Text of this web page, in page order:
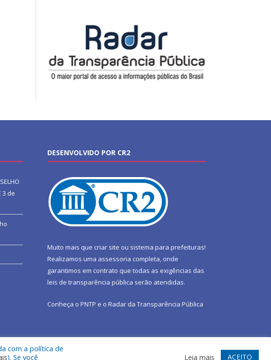
3 de
DESENVOLVIDO POR CR2
Muito mais que criar site ou sistema para prefeituras!
Realizamos uma assessoria completa, onde
garantimos em contrato que todas as exigências das
leis de transparência pública serão atendidas.
Conheça o PNTP e o Radar da Transparência Pública
Mapa do Site Acessar Webmail
com a política de
). Se você Leia mais ACEITO